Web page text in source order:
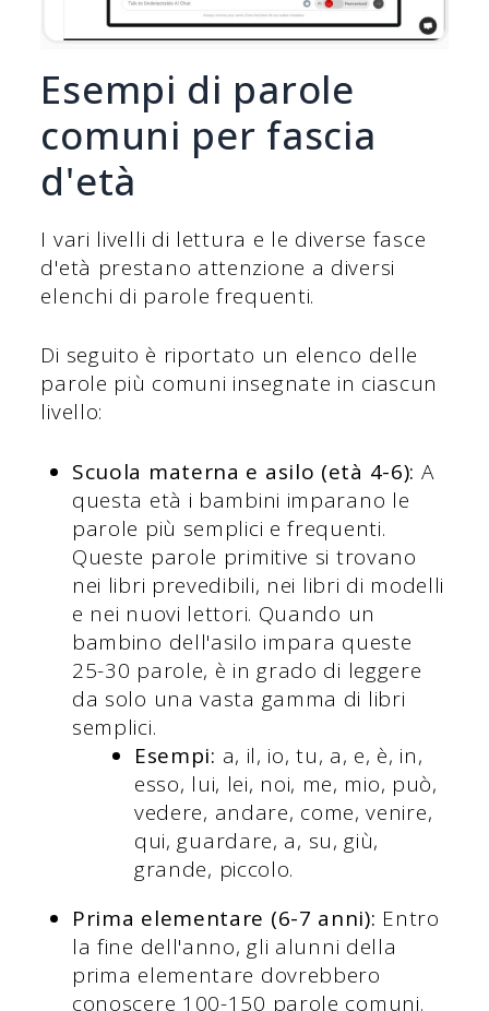
Esempi di parole
comuni per fascia
d'età
I vari livelli di lettura e le diverse fasce
d'età prestano attenzione a diversi
elenchi di parole frequenti.
Di seguito è riportato un elenco delle
parole più comuni insegnate in ciascun
livello:
Scuola materna e asilo (età 4-6): A
questa età i bambini imparano le
parole più semplici e frequenti.
Queste parole primitive si trovano
nei libri prevedibili, nei libri di modelli
e nei nuovi lettori. Quando un
bambino dell'asilo impara queste
25-30 parole, è in grado di leggere
da solo una vasta gamma di libri
semplici.
Esempi: a, il, io, tu, a, e, è, in,
esso, lui, lei, noi, me, mio, può,
vedere, andare, come, venire,
qui, guardare, a, su, giù,
grande, piccolo.
Prima elementare (6-7 anni): Entro
la fine dell'anno, gli alunni della
prima elementare dovrebbero
conoscere 100-150 parole comuni.